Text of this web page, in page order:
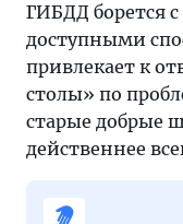
ГИБДД борется
доступными
привлекает к
столы» по
старые добрые
действеннее